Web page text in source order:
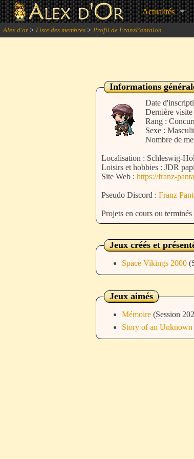
Actualités
Alex d'or > Liste des membres > Profil de FranzPantalon
Informations
Date
Dernière
Rang :
Sexe :
Localisation : Schleswig-
Loisirs et hobbies : JDR
Site Web : https://franz-
Pseudo Discord : Franz
Projets en cours ou
Jeux créés et
Space Vikings 2000
Jeux aimés
Mémoire (Session
Story of an